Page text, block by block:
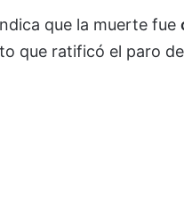
que la muerte fue
que ratificó el paro